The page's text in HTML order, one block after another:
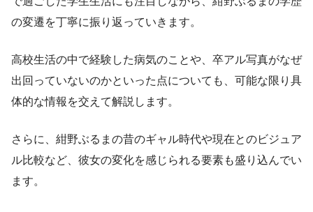
の変遷を丁寧に振り返っていきます。
高校生活の中で経験した病気のことや、卒アル写真がなぜ
出回っていないのかといった点についても、可能な限り具
体的な情報を交えて解説します。
さらに、紺野ぶるまの昔のギャル時代や現在とのビジュア
ル比較など、彼女の変化を感じられる要素も盛り込んでい
ます。